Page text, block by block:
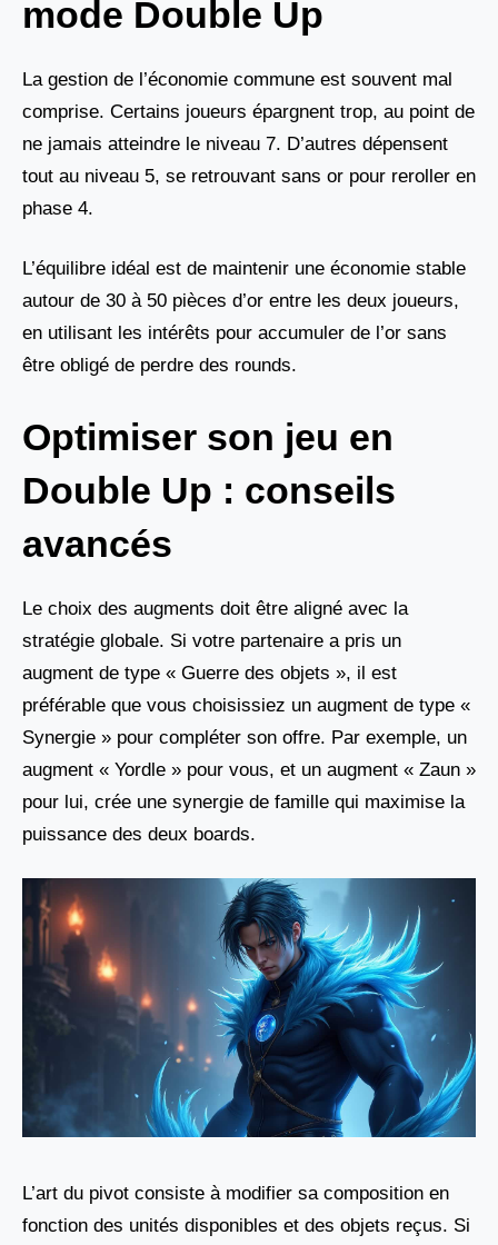
mode Double Up
La gestion de l’économie commune est souvent mal
comprise. Certains joueurs épargnent trop, au point de
ne jamais atteindre le niveau 7. D’autres dépensent
tout au niveau 5, se retrouvant sans or pour reroller en
phase 4.
L’équilibre idéal est de maintenir une économie stable
autour de 30 à 50 pièces d’or entre les deux joueurs,
en utilisant les intérêts pour accumuler de l’or sans
être obligé de perdre des rounds.
Optimiser son jeu en
Double Up : conseils
avancés
Le choix des augments doit être aligné avec la
stratégie globale. Si votre partenaire a pris un
augment de type « Guerre des objets », il est
préférable que vous choisissiez un augment de type «
Synergie » pour compléter son offre. Par exemple, un
augment « Yordle » pour vous, et un augment « Zaun »
pour lui, crée une synergie de famille qui maximise la
puissance des deux boards.
L’art du pivot consiste à modifier sa composition en
fonction des unités disponibles et des objets reçus. Si